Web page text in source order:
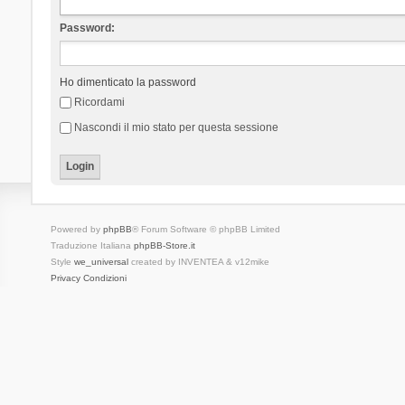
Password:
Ho dimenticato la password
Ricordami
Nascondi il mio stato per questa sessione
Powered by phpBB® Forum Software © phpBB Limited
Traduzione Italiana phpBB-Store.it
Style we_universalcreated by INVENTEA & v12mike
Privacy Condizioni